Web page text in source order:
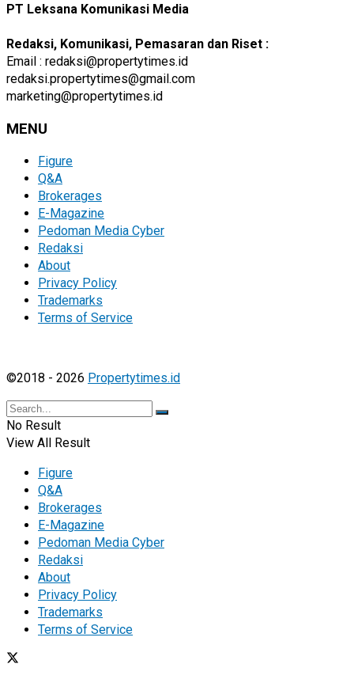
PT Leksana Komunikasi Media
Redaksi, Komunikasi, Pemasaran dan Riset :
Email : redaksi@propertytimes.id
redaksi.propertytimes@gmail.com
marketing@propertytimes.id
MENU
Figure
Q&A
Brokerages
E-Magazine
Pedoman Media Cyber
Redaksi
About
Privacy Policy
Trademarks
Terms of Service
©2018 - 2026 Propertytimes.id
No Result
View All Result
Figure
Q&A
Brokerages
E-Magazine
Pedoman Media Cyber
Redaksi
About
Privacy Policy
Trademarks
Terms of Service